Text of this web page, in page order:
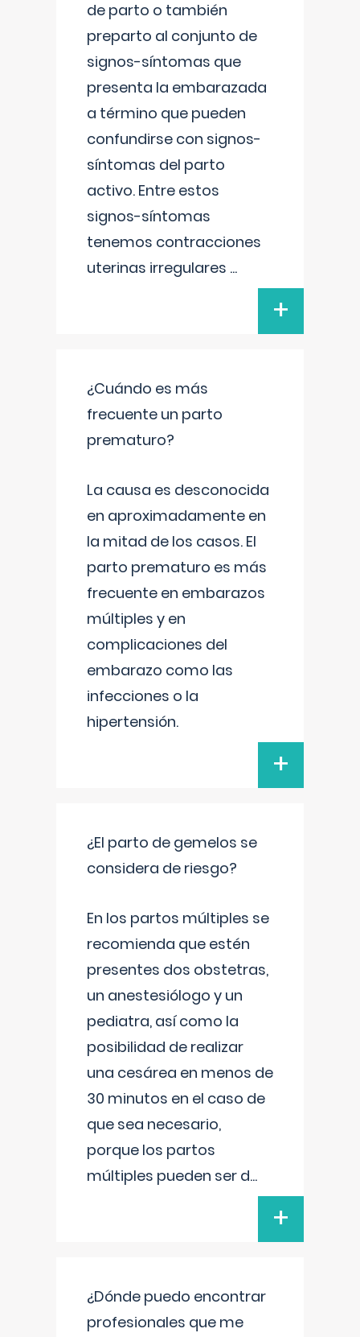
de parto o también
preparto al conjunto de
signos-síntomas que
presenta la embarazada
a término que pueden
confundirse con signos-
síntomas del parto
activo. Entre estos
signos-síntomas
tenemos contracciones
uterinas irregulares ...
+
¿Cuándo es más
frecuente un parto
prematuro?
La causa es desconocida
en aproximadamente en
la mitad de los casos. El
parto prematuro es más
frecuente en embarazos
múltiples y en
complicaciones del
embarazo como las
infecciones o la
hipertensión.
+
¿El parto de gemelos se
considera de riesgo?
En los partos múltiples se
recomienda que estén
presentes dos obstetras,
un anestesiólogo y un
pediatra, así como la
posibilidad de realizar
una cesárea en menos de
30 minutos en el caso de
que sea necesario,
porque los partos
múltiples pueden ser d...
+
¿Dónde puedo encontrar
profesionales que me